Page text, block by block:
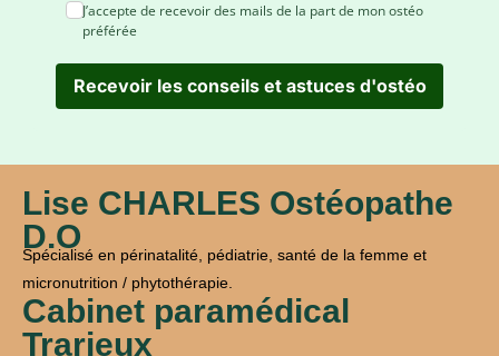
J’accepte de recevoir des mails de la part de mon ostéo
préférée
Recevoir les conseils et astuces d'ostéo
Lise CHARLES Ostéopathe
D.O
Spécialisé en périnatalité, pédiatrie, santé de la femme et
micronutrition / phytothérapie.
Cabinet paramédical
Trarieux